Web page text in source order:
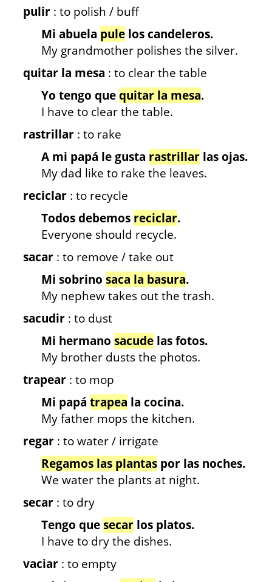
pulir : to polish / buff
Mi abuela pule los candeleros.
My grandmother polishes the silver.
quitar la mesa : to clear the table
Yo tengo quequitar la mesa.
I have to clear the table.
rastrillar : to rake
A mi papá le gusta rastrillar las ojas.
My dad like to rake the leaves.
reciclar : to recycle
Todos debemos reciclar.
Everyone should recycle.
sacar : to remove / take out
Mi sobrino saca la basura.
My nephew takes out the trash.
sacudir : to dust
Mi hermano sacude las fotos.
My brother dusts the photos.
trapear : to mop
Mi papá trapea la cocina.
My father mops the kitchen.
regar : to water / irrigate
Regamos las plantas por las noches.
We water the plants at night.
secar : to dry
Tengo quesecar los platos.
I have to dry the dishes.
vaciar : to empty